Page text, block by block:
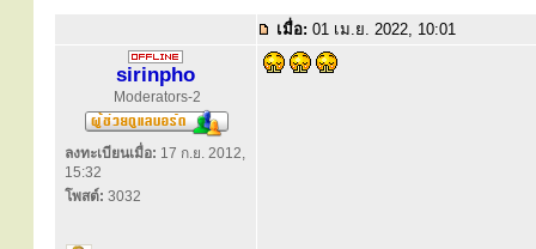
เมื่อ: 01 เม.ย. 2022, 10:01
sirinpho
Moderators-2
ลงทะเบียนเมื่อ: 17 ก.ย. 2012,
15:32
โพสต์: 3032